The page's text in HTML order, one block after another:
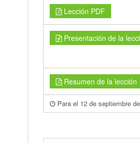
Lección PDF
Presentación de la
Resumen de la lección
Para el 12 de septiembre